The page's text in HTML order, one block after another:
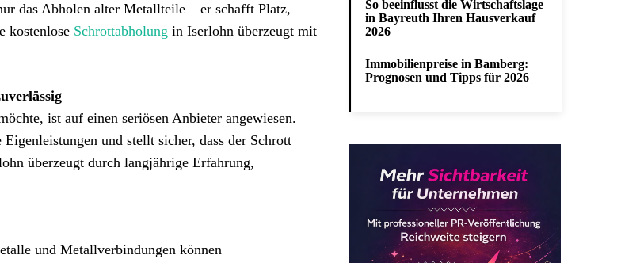
das Abholen alter Metallteile – er schafft Platz,
kostenlose Schrottabholung in Iserlohn überzeugt mit
ist auf einen seriösen Anbieter angewiesen.
und stellt sicher, dass der Schrott
überzeugt durch langjährige Erfahrung,
und Metallverbindungen können
So beeinflusst die Wirtschaftslage
in Bayreuth Ihren Hausverkauf
2026
Immobilienpreise in Bamberg:
Prognosen und Tipps für 2026